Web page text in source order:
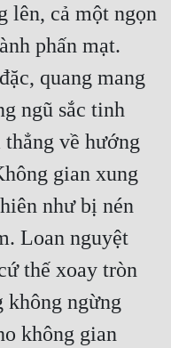
lên, cả một ngọn
phấn mạt.
quang mang
ngũ sắc tinh
về hướng
gian xung
như bị nén
Loan nguyệt
thế xoay tròn
không ngừng
không gian